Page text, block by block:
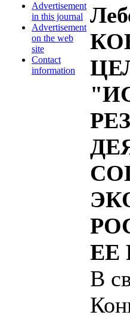
Advertisement
in this journal
Advertisement
on the web
site
Contact
information
ЕЕ
В